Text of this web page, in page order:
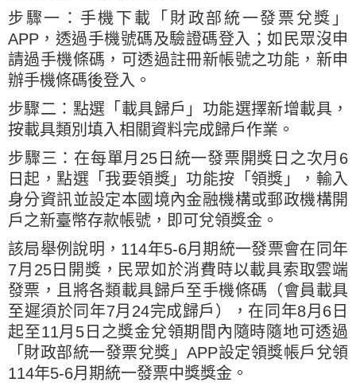
步驟一：手機下載「財政部統一發票兌獎」
APP，透過手機號碼及驗證碼登入；如民眾沒申
請過手機條碼，可透過註冊新帳號之功能，新申
辦手機條碼後登入。
步驟二：點選「載具歸戶」功能選擇新增載具，
按載具類別填入相關資料完成歸戶作業。
步驟三：在每單月25日統一發票開獎日之次月6
日起，點選「我要領獎」功能按「領獎」，輸入
身分資訊並設定本國境內金融機構或郵政機構開
戶之新臺幣存款帳號，即可兌領獎金。
該局舉例說明，114年5-6月期統一發票會在同年
7月25日開獎，民眾如於消費時以載具索取雲端
發票，且將各類載具歸戶至手機條碼（會員載具
至遲須於同年7月24完成歸戶），在同年8月6日
起至11月5日之獎金兌領期間內隨時隨地可透過
「財政部統一發票兌獎」APP設定領獎帳戶兌領
114年5-6月期統一發票中獎獎金。